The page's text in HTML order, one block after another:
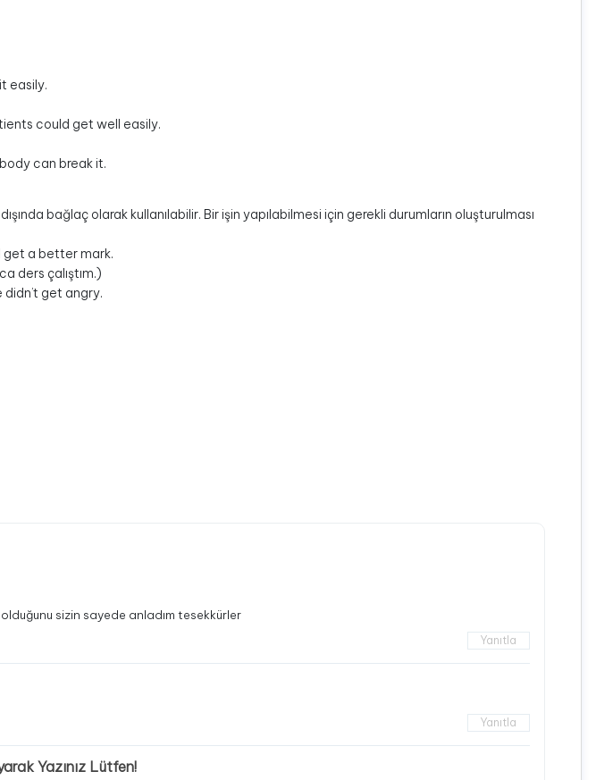
easily.
could get well easily.
can break it.
dışında bağlaç olarak kullanılabilir. Bir işin yapılabilmesi için gerekli durumların oluşturulması
get a better mark.
ders çalıştım.)
get angry.
sizin sayede anladım tesekkürler
Yanıtla
Yanıtla
Yazınız Lütfen!